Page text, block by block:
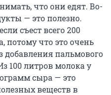
что они едят. Во-
— это полезно.
съест всего 200
потому что это очень
добавления пальмового
100 литров молока у
сыра — это
веществ в